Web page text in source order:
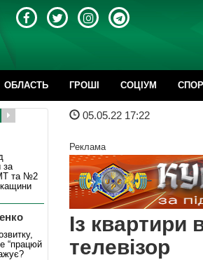
ОБЛАСТЬ ГРОШІ CОЦІУМ
05.05.22 17:22
Реклама
Із квартири
телевізор
за
та №2
“працюй